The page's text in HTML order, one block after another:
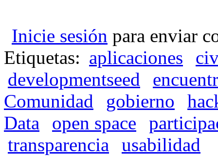
Inicie sesión para enviar
Etiquetas: aplicaciones
developmentseed
Comunidad
gobierno
Data
open space
transparencia
usabilidad